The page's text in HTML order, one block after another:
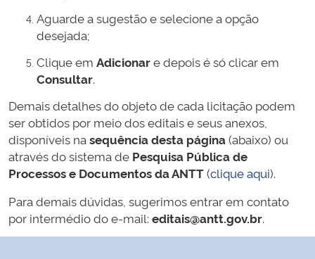
Aguarde a sugestão e selecione a opção
desejada;
Clique em Adicionare depois é só clicar em
Consultar.
Demais detalhes do objeto de cada licitação podem
ser obtidos por meio dos editais e seus anexos,
disponíveis nasequência desta página(abaixo) ou
através do sistema de Pesquisa Pública de
Processos e Documentos da ANTT(clique aqui).
Para demais dúvidas, sugerimos entrar em contato
por intermédio do e-mail: editais@antt.gov.br.